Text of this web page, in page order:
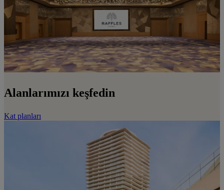
Alanlarımızı keşfedin
Kat planları